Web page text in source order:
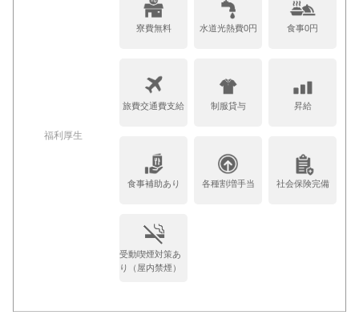
福利厚生
寮費無料 水道光熱費0円 食事0円
旅費交通費支給 制服貸与 昇給
食事補助あり 各種割増手当 社会保険完備
受動喫煙対策あ
り（屋内禁煙）